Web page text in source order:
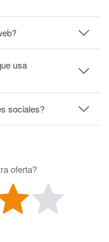
usa
sociales?
oferta?